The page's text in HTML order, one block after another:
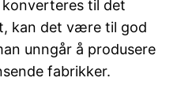
til det
kan det være til god
unngår å produsere
fabrikker.